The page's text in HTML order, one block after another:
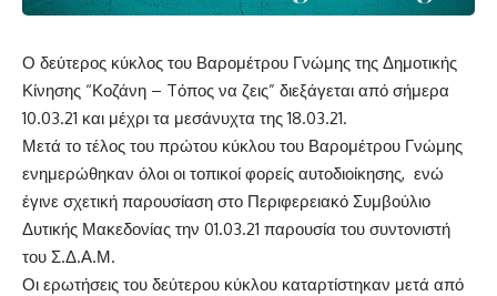
Ο δεύτερος κύκλος του Βαρομέτρου Γνώμης της Δημοτικής
Κίνησης “Κοζάνη – Tόπος να ζεις” διεξάγεται από σήμερα
10.03.21 και μέχρι τα μεσάνυχτα της 18.03.21.
Μετά το τέλος του πρώτου κύκλου του Βαρομέτρου Γνώμης
ενημερώθηκαν όλοι οι τοπικοί φορείς αυτοδιοίκησης, ενώ
έγινε σχετική παρουσίαση στο Περιφερειακό Συμβούλιο
Δυτικής Μακεδονίας την 01.03.21 παρουσία του συντονιστή
του Σ.Δ.Α.Μ.
Οι ερωτήσεις του δεύτερου κύκλου καταρτίστηκαν μετά από